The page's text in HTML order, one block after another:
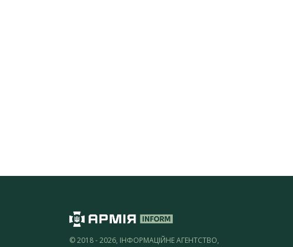
© 2018 - 2026, ІНФОРМАЦІЙНЕ АГЕНТСТВО,